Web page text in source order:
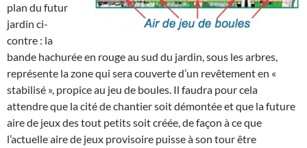
plan du futur
jardin ci-
contre : la
bande hachurée en rouge au sud du jardin, sous les arbres,
représente la zone qui sera couverte d’un revêtement en «
stabilisé », propice au jeu de boules. Il faudra pour cela
attendre que la cité de chantier soit démontée et que la future
aire de jeux des tout petits soit créée, de façon à ce que
l’actuelle aire de jeux provisoire puisse à son tour être